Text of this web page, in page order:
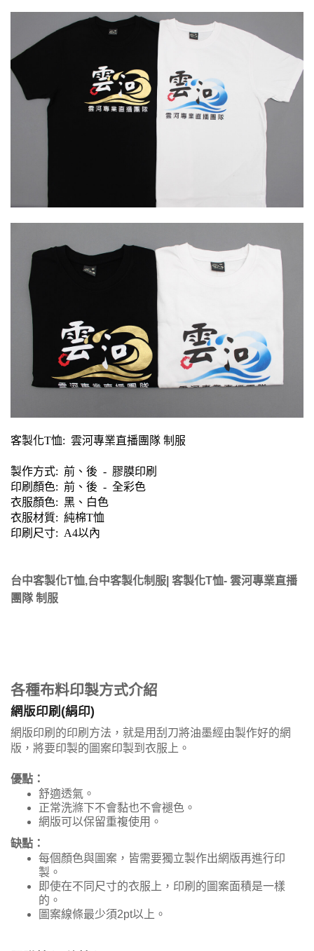
客製化T恤: 雲河專業直播團隊 制服
製作方式: 前、後 - 膠膜印刷
印刷顏色: 前、後 - 全彩色
衣服顏色: 黑、白色
衣服材質: 純棉T恤
印刷尺寸: A4以內
台中客製化T恤,台中客製化制服| 客製化T恤- 雲河專業直播
團隊 制服
各種布料印製方式介紹
網版印刷(絹印)
網版印刷的印刷方法，就是用刮刀將油墨經由製作好的網
版，將要印製的圖案印製到衣服上。
優點：
舒適透氣。
正常洗滌下不會黏也不會褪色。
網版可以保留重複使用。
缺點：
每個顏色與圖案，皆需要獨立製作出網版再進行印
製。
即使在不同尺寸的衣服上，印刷的圖案面積是一樣
的。
圖案線條最少須2pt以上。